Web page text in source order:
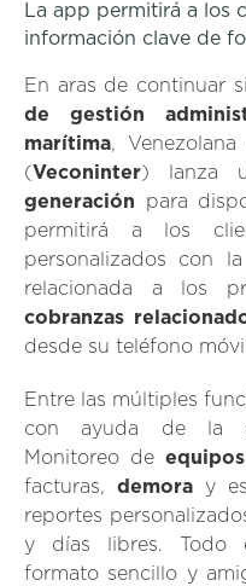
La app permitirá a los
información clave de
En aras de continuar
de gestión
marítima,
(Veconinter) lanza
generación para
permitirá a los
personalizados con
relacionada a los
cobranzas
desde su teléfono
Entre las múltiples
con ayuda de la
Monitoreo de
facturas,demora y
reportes
y días libres. Todo
formato sencillo y